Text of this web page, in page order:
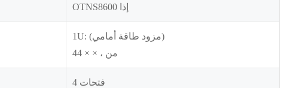
OTNS8600 إذا
1U: (مزود طاقة أمامي)
44 × × ، من
4 فتحات